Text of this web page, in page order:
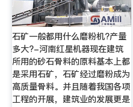
石矿一般都用什么磨粉机?产量
多大?-河南红星机器现在建筑
所用的砂石骨料的原料基本上都
是采用石矿，石矿经过磨粉成为
高质量骨料。并且随着我国各项
工程的开展，建筑业的发展更是